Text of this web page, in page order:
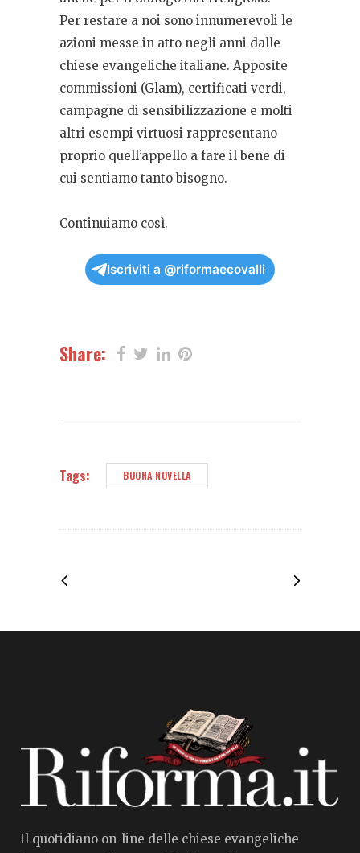
Per restare a noi sono innumerevoli le
azioni messe in atto negli anni dalle
chiese evangeliche italiane. Apposite
commissioni (Glam), certificati verdi,
campagne di sensibilizzazione e molti
altri esempi virtuosi rappresentano
proprio quell’appello a fare il bene di
cui sentiamo tanto bisogno.
Continuiamo così.
Iscriviti a @riformaecovalli
Share:
Tags: BUONA NOVELLA
Il quotidiano on-line delle chiese evangeliche